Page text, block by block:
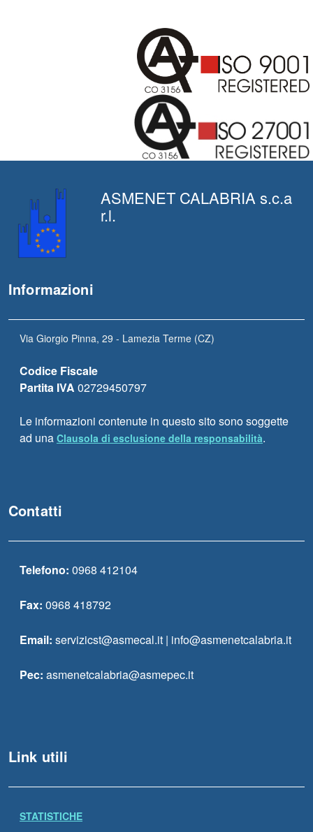
ASMENET CALABRIA s.c.a
r.l.
Informazioni
Via Giorgio Pinna, 29 - Lamezia Terme (CZ)
Codice Fiscale
Partita IVA 02729450797
Le informazioni contenute in questo sito sono soggette
ad una Clausola di esclusione della responsabilità.
Contatti
Telefono: 0968 412104
Fax: 0968 418792
Email: servizicst@asmecal.it | info@asmenetcalabria.it
Pec: asmenetcalabria@asmepec.it
Link utili
STATISTICHE